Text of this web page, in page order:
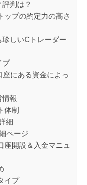
判は？
ップの約定力の高さ
しいCトレーダー
プ
にある資金によっ
情報
体制
細
ページ
開設＆入金マニュ
イプ